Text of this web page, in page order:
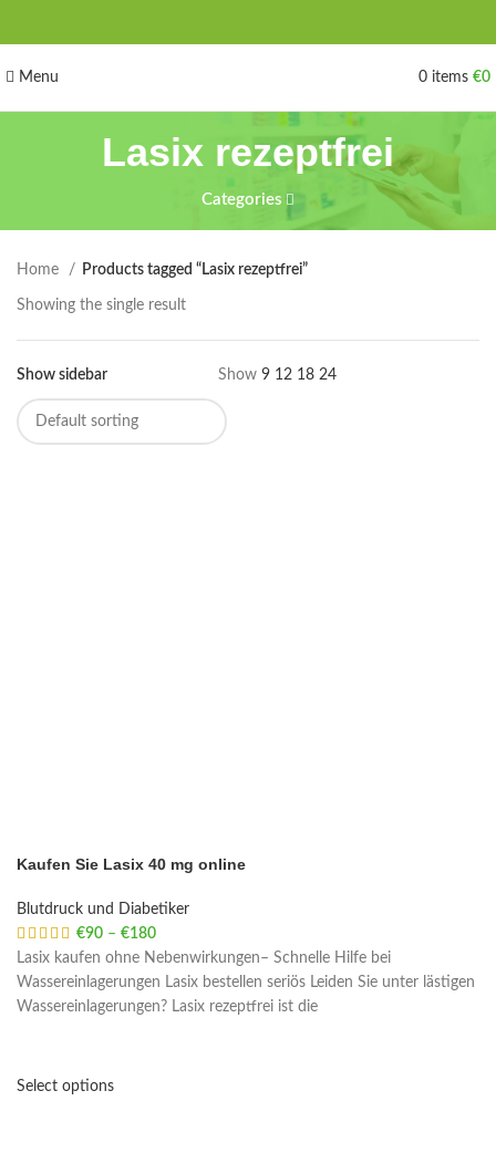
Menu 0 items €0
Lasix rezeptfrei
Categories
Home Products tagged “Lasix rezeptfrei”
Showing the single result
Show sidebar Show 9 12 18 24
Kaufen Sie Lasix 40 mg online
Blutdruck und Diabetiker
€90 – €180
Lasix kaufen ohne Nebenwirkungen– Schnelle Hilfe bei
Wassereinlagerungen Lasix bestellen seriös Leiden Sie unter lästigen
Wassereinlagerungen? Lasix rezeptfrei ist die
Select options